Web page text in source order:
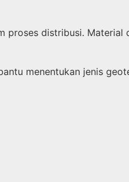
proses distribusi.
menentukan jenis